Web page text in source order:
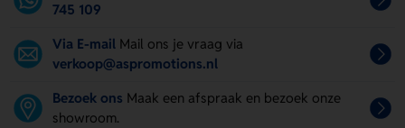
745 109
Via E-mail Mail ons je vraag via
verkoop@aspromotions.nl
Bezoek ons Maak een afspraak en bezoek onze
showroom.